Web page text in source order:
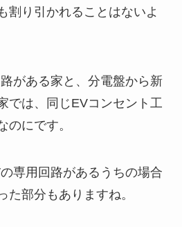
割り引かれることはないよ
がある家と、分電盤から新
では、同じEVコンセント工
のにです。
専用回路があるうちの場合
た部分もありますね。